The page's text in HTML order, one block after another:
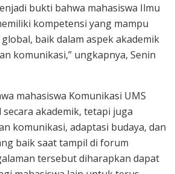
bukti bahwa mahasiswa Ilmu
kompetensi yang mampu
baik dalam aspek akademik
komunikasi,” ungkapnya, Senin
mahasiswa Komunikasi UMS
akademik, tetapi juga
komunikasi, adaptasi budaya, dan
baik saat tampil di forum
tersebut diharapkan dapat